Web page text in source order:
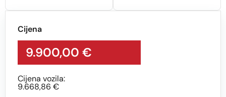
Cijena
9.900,00 €
Cijena vozila:
9.668,86 €